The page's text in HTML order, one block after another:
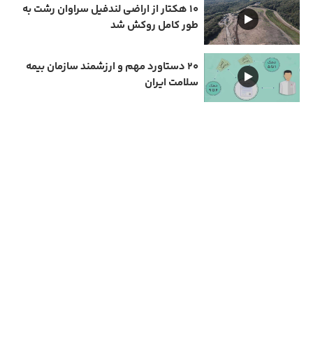
۱۰ هکتار از اراضی لندفیل سراوان رشت به
طور کامل روکش شد
۲۰ دستاورد مهم و ارزشمند سازمان بیمه
سلامت ایران